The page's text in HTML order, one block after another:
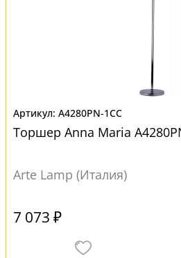
A4280PN-1CC
Торшер Anna Maria
Arte Lamp (Италия)
7 073 ₽